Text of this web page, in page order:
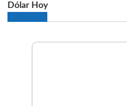
Dólar Hoy